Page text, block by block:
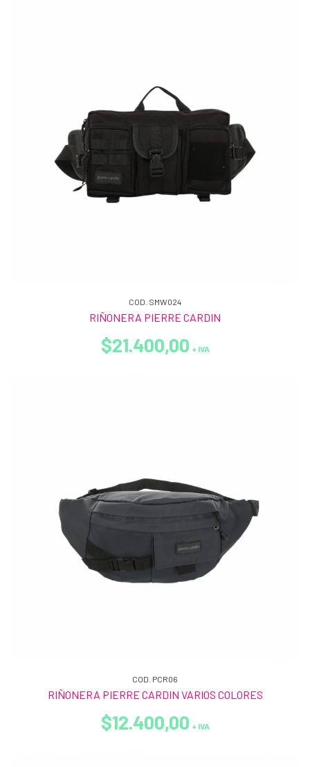
COD. SMW024
RIÑONERA PIERRE CARDIN
$21.400,00 + IVA
COD. PCR06
RIÑONERA PIERRE CARDIN VARIOS COLORES
$12.400,00 + IVA